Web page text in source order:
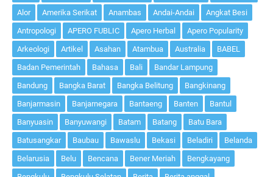
Alor
Amerika Serikat Anambas Andai-Andai
Angkat Besi
Antropologi
APERO FUBLIC Apero Herbal
Apero Popularity
Arkeologi
Artikel Asahan Atambua Australia
BABEL
Badan Pemerintah
Bahasa Bali
Bandar Lampung
Bandung
Bangka Barat Bangka Belitung
Bangkinang
Banjarmasin
Banjarnegara Bantaeng Banten
Bantul
Banyuasin
Banyuwangi Batam Batang
Batu Bara
Batusangkar
Baubau Bawaslu Bekasi Beladiri
Belanda
Belarusia
Belu Bencana Bener Meriah
Bengkayang